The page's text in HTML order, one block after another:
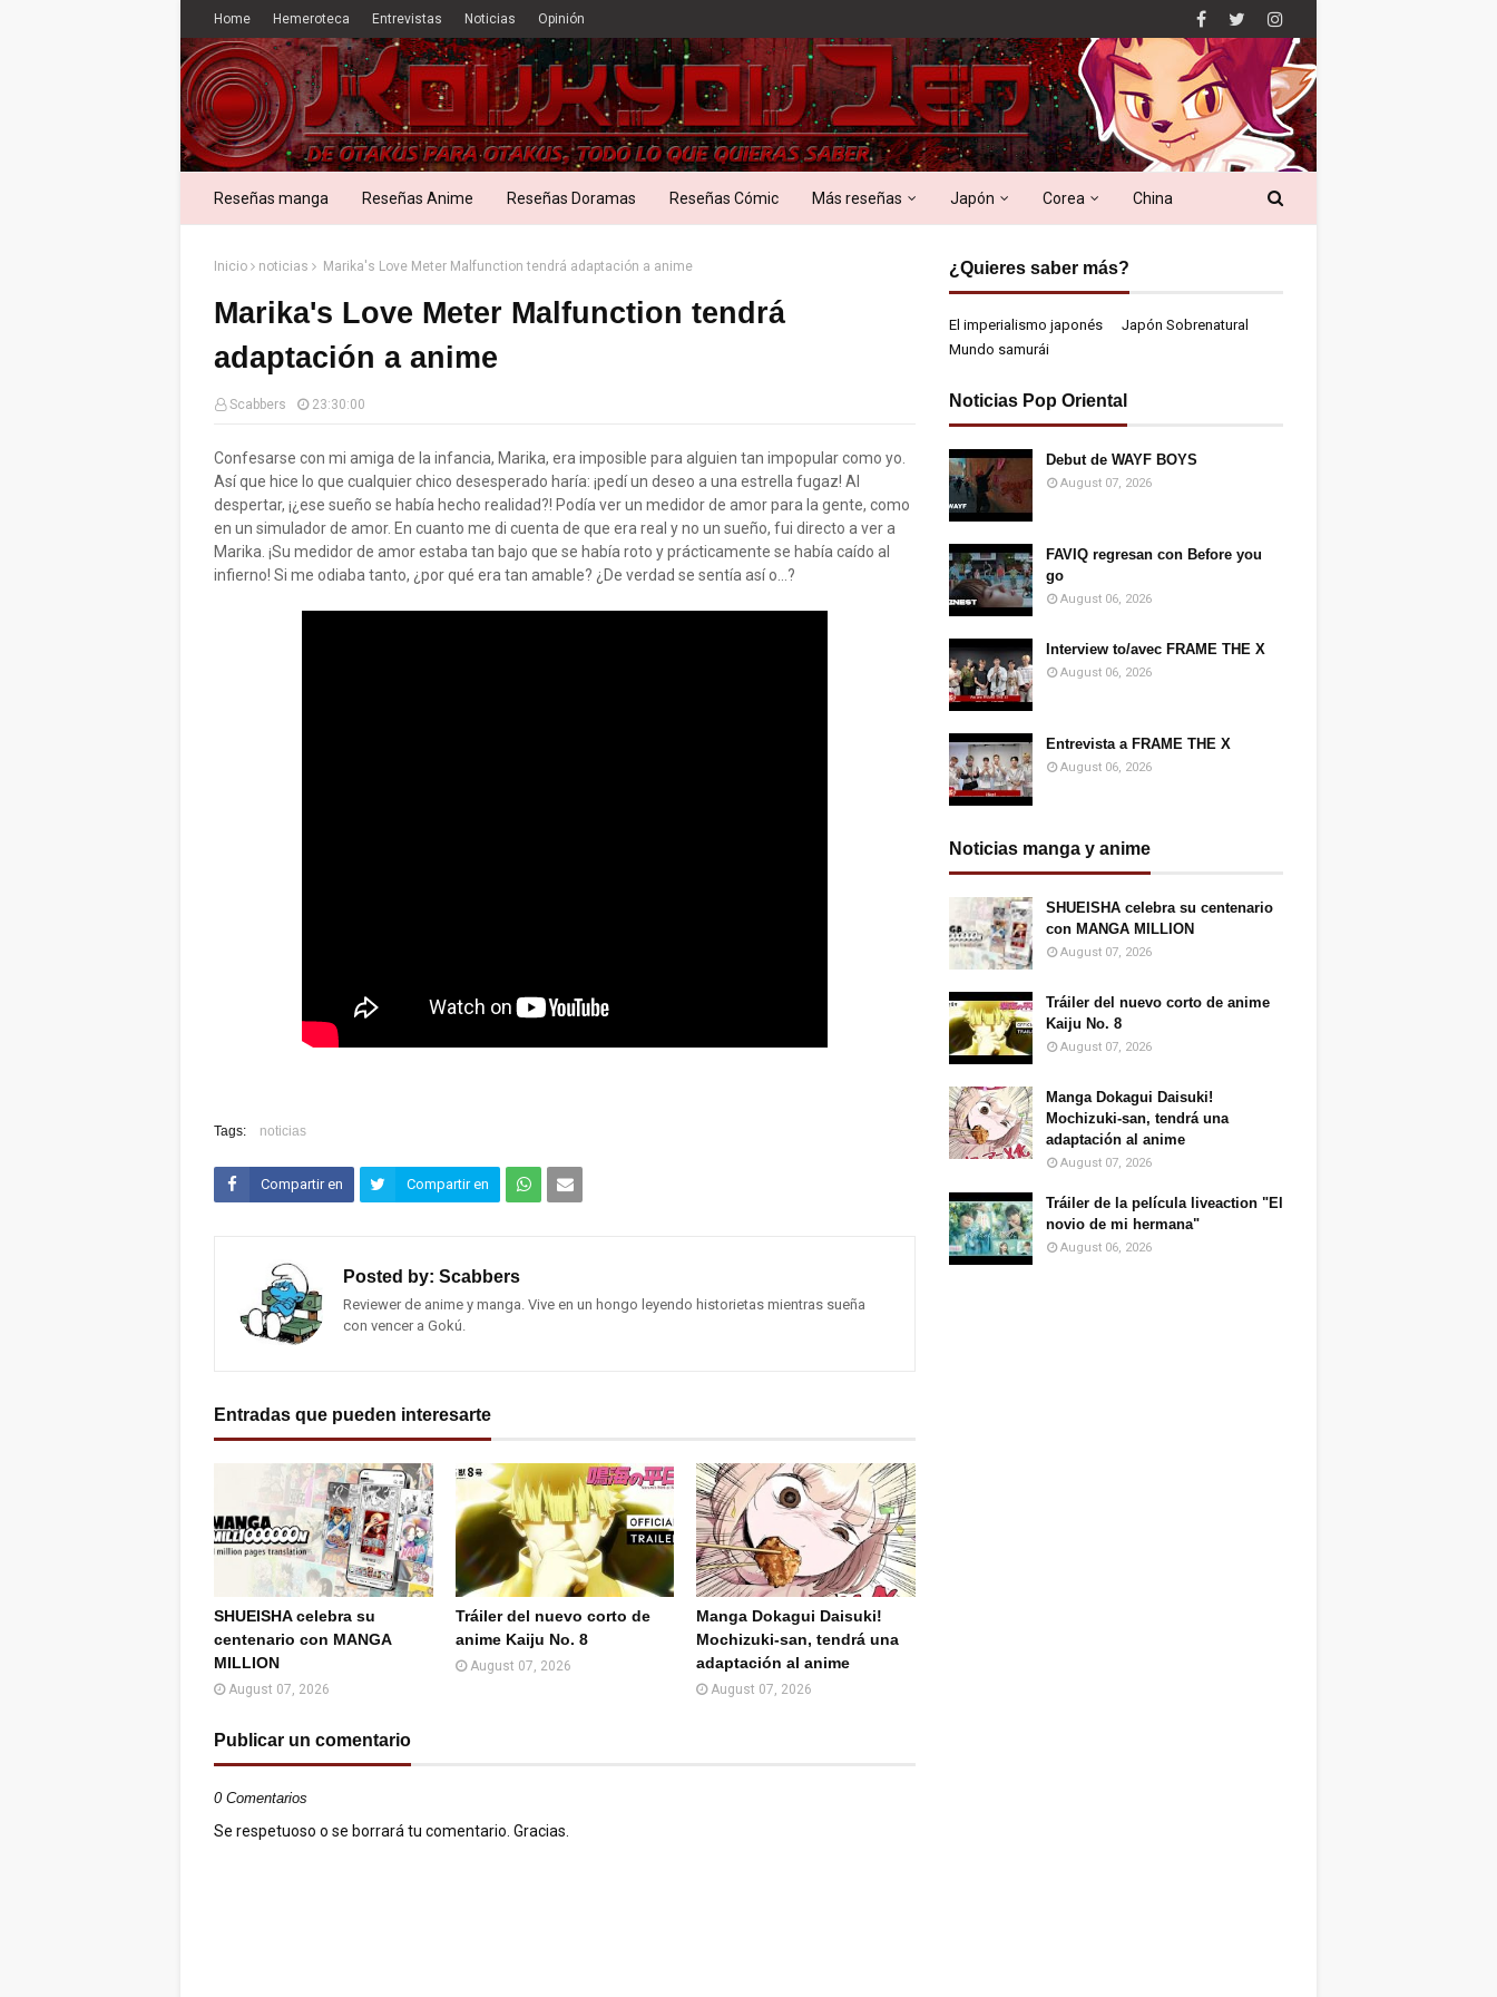
Home Hemeroteca Entrevistas Noticias Opinión
Reseñas manga Reseñas Anime Reseñas Doramas Reseñas Cómic Más reseñas Japón Corea China
Inicio noticias Marika's Love Meter Malfunction tendrá adaptación a anime
Marika's Love Meter Malfunction tendrá
adaptación a anime
Scabbers 23:30:00
Confesarse con mi amiga de la infancia, Marika, era imposible para alguien tan impopular como yo.
Así que hice lo que cualquier chico desesperado haría: ¡pedí un deseo a una estrella fugaz! Al
despertar, ¡¿ese sueño se había hecho realidad?! Podía ver un medidor de amor para la gente, como
en un simulador de amor. En cuanto me di cuenta de que era real y no un sueño, fui directo a ver a
Marika. ¡Su medidor de amor estaba tan bajo que se había roto y prácticamente se había caído al
infierno! Si me odiaba tanto, ¿por qué era tan amable? ¿De verdad se sentía así o...?
Tags: noticias
Compartir en Compartir en
Posted by: Scabbers
Reviewer de anime y manga. Vive en un hongo leyendo historietas mientras sueña
con vencer a Gokú.
Entradas que pueden interesarte
SHUEISHA celebra su
centenario con MANGA
MILLION
August 07, 2026
Tráiler del nuevo corto de
anime Kaiju No. 8
August 07, 2026
Manga Dokagui Daisuki!
Mochizuki-san, tendrá una
adaptación al anime
August 07, 2026
Publicar un comentario
0 Comentarios
Se respetuoso o se borrará tu comentario. Gracias.
¿Quieres saber más?
El imperialismo japonés
Japón Sobrenatural
Mundo samurái
Noticias Pop Oriental
Debut de WAYF BOYS
August 07, 2026
FAVIQ regresan con Before you
go
August 06, 2026
Interview to/avec FRAME THE X
August 06, 2026
Entrevista a FRAME THE X
August 06, 2026
Noticias manga y anime
SHUEISHA celebra su centenario
con MANGA MILLION
August 07, 2026
Tráiler del nuevo corto de anime
Kaiju No. 8
August 07, 2026
Manga Dokagui Daisuki!
Mochizuki-san, tendrá una
adaptación al anime
August 07, 2026
Tráiler de la película liveaction "El
novio de mi hermana"
August 06, 2026